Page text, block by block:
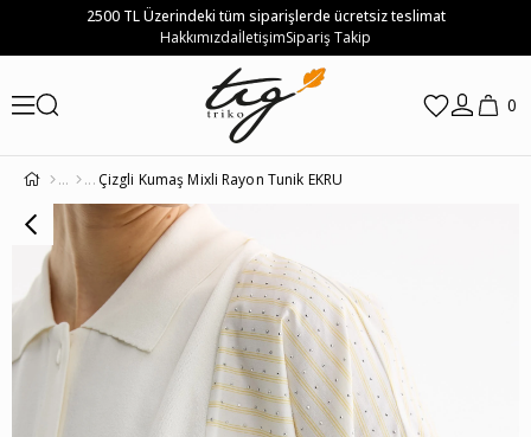
2500 TL Üzerindeki tüm siparişlerde ücretsiz teslimat
HakkımızdaİletişimSipariş Takip
0
Çizgli Kumaş Mixli Rayon Tunik EKRU